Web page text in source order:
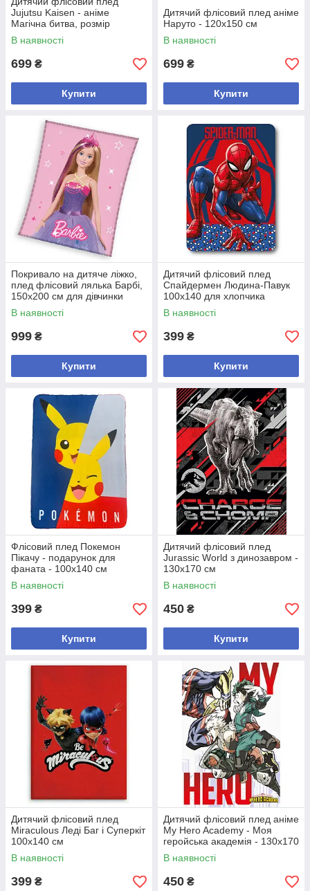
Jujutsu Kaisen - аніме
Магічна битва, розмір
125х150 см
В наявності
699 ₴
Купити
Дитячий флісовий плед аніме
Наруто - 120х150 см
В наявності
699 ₴
Купити
Покривало на дитяче ліжко,
плед флісовий лялька Барбі,
150х200 см для дівчинки
В наявності
999 ₴
Купити
Дитячий флісовий плед
Спайдермен Людина-Павук
100х140 для хлопчика
В наявності
399 ₴
Купити
Флісовий плед Покемон
Пікачу - подарунок для
фаната - 100х140 см
В наявності
399 ₴
Купити
Дитячий флісовий плед
Jurassic World з динозавром -
130х170 см
В наявності
450 ₴
Купити
Дитячий флісовий плед
Miraculous Леді Баг і Суперкіт
100х140 см
В наявності
399 ₴
Дитячий флісовий плед аніме
My Hero Academy - Моя
геройська академія - 130х170
см
В наявності
450 ₴